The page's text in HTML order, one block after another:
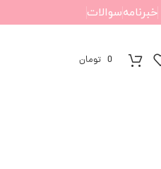
خبرنامهسوالات
0 تومان